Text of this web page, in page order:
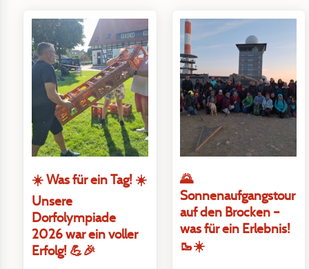
☀️ Was für ein Tag! ☀️
Unsere
Dorfolympiade
2026 war ein voller
Erfolg! 💪🎉
🌄
Sonnenaufgangstour
auf den Brocken –
was für ein Erlebnis!
🥾☀️